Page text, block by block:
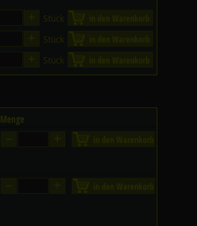
Stück
Stück
Stück
Menge